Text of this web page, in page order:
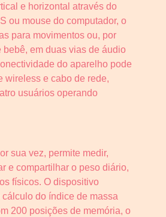
e horizontal através do
ou mouse do computador, o
para movimentos ou, por
bebê, em duas vias de áudio
do aparelho pode
wireless e cabo de rede,
usuários operando
sua vez, permite medir,
e compartilhar o peso diário,
físicos. O dispositivo
do índice de massa
200 posições de memória, o